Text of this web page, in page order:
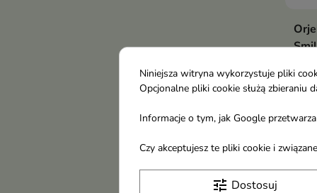
Niniejsza witryna wykorzystuje pliki
Opcjonalne pliki cookie służą
Informacje o tym, jak Google
Czy akceptujesz te pliki cookie i
tune Dostosuj